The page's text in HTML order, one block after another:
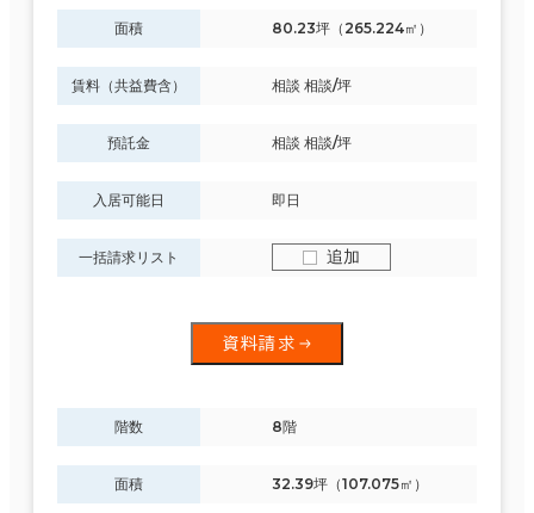
面積 80.23坪（265.224㎡）
賃料（共益費含） 相談 相談/坪
預託金 相談 相談/坪
入居可能日 即日
一括請求リスト 追加
資料請求
階数 8階
面積 32.39坪（107.075㎡）
中央区全域
中央区北(214)
中央区南(237)
白石区(14)
北区(61)
西区(29)
駅徒歩
3分以内
10分以内
入居可能時期
即入居可能
６か月以内